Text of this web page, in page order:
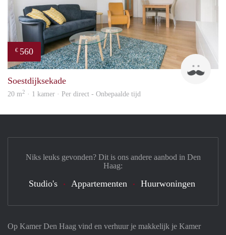
€ 560
Soestdijksekade
20 m2 · 1 kamer · Per direct - Onbepaalde tijd
Op Kamer Den Haag vind en verhuur je makkelijk je Kamer
Niks leuks gevonden? Dit is ons andere aanbod in Den
Haag:
Studio's Appartementen Huurwoningen